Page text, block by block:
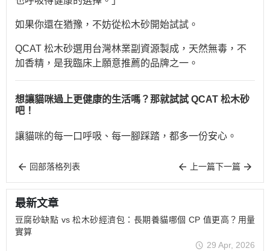
如果你還在猶豫，不妨從松木砂開始試試。
QCAT 松木砂選用台灣林業副資源製成，天然無毒，不
加香精，是我臨床上願意推薦的品牌之一。
想讓貓咪過上更健康的生活嗎？那就試試 QCAT 松木砂
吧！
讓貓咪的每一口呼吸、每一腳踩踏，都多一份安心。
回部落格列表 上一篇下一篇
最新文章
豆腐砂缺點 vs 松木砂經濟包：長期養貓哪個 CP 值更高？用量
實算
29 Apr, 2026